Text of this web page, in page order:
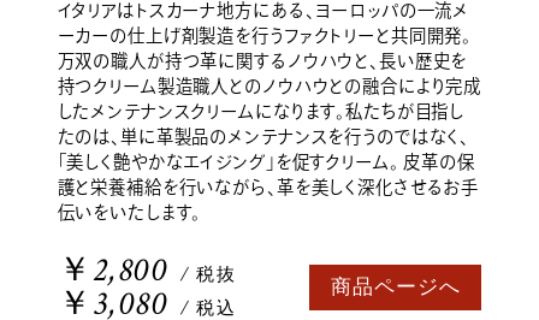
イタリアはトスカーナ地方にある、ヨーロッパの一流メ
ーカーの仕上げ剤製造を行うファクトリーと共同開発。
万双の職人が持つ革に関するノウハウと、長い歴史を
持つクリーム製造職人とのノウハウとの融合により完成
したメンテナンスクリームになります。私たちが目指し
たのは、単に革製品のメンテナンスを行うのではなく、
「美しく艶やかなエイジング」を促すクリーム。 皮革の保
護と栄養補給を行いながら、革を美しく深化させるお手
伝いをいたします。
￥2,800 / 税抜
￥3,080 / 税込
商品ページへ